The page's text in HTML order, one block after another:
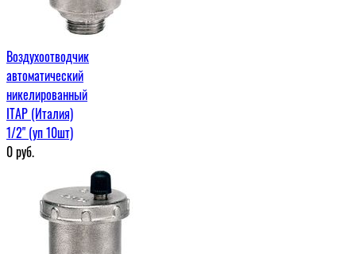
Воздухоотводчик
автоматический
никелированный
ITAP (Италия)
1/2" (уп 10шт)
0руб.